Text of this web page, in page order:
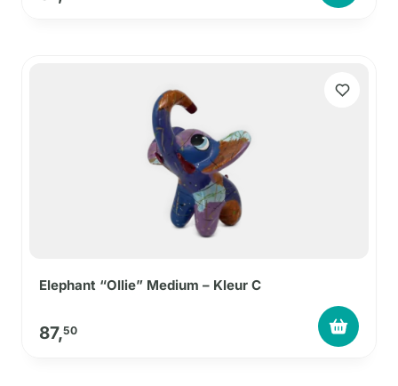
Elephant “Ollie” Medium – Kleur C
87,50